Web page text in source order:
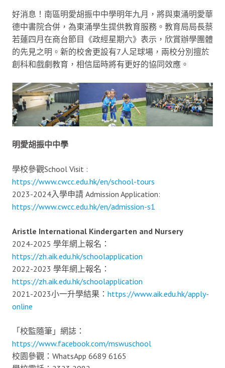
好消息！南區明愛胡振中中學明年九月，將與東涌明愛華
德中書院合併，為東涌學生提供教育服務。教育局局長蔡
若蓮四月在商台節目《政經星期六》表示，欣賞辦學團體
的先見之明。新的校舍更設有7人足球場，兩校分別擅於
創科和戲劇教育，相信屆時將有更好的協同效應。
明愛胡振中中學
學校參觀School Visit :
https://www.cwcc.edu.hk/en/school-tours
2023-2024入學申請 Admission Application:
https://www.cwcc.edu.hk/en/admission-s1
Aristle International Kindergarten and Nursery
2024-2025 學年網上報名：
https://zh.aik.edu.hk/schoolapplication
2022-2023 學年網上報名：
https://zh.aik.edu.hk/schoolapplication
2021-2023小一升學結果： https://www.aik.edu.hk/apply-
online
「校監隨筆」網誌：
https://www.facebook.com/mswuschool
校園參觀：WhatsApp 6689 6165